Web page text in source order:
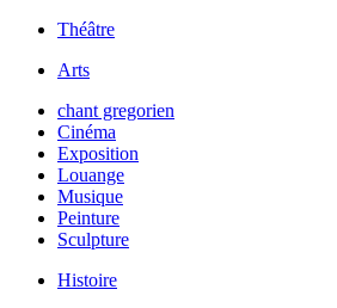
Théâtre
Arts
chant gregorien
Cinéma
Exposition
Louange
Musique
Peinture
Sculpture
Histoire